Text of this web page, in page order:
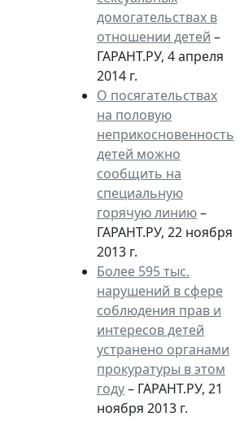
домогательствах в
отношении детей –
ГАРАНТ.РУ, 4 апреля
2014 г.
О посягательствах
на половую
неприкосновенность
детей можно
сообщить на
специальную
горячую линию–
ГАРАНТ.РУ, 22 ноября
2013 г.
Более 595 тыс.
нарушений в сфере
соблюдения прав и
интересов детей
устранено органами
прокуратуры в этом
году– ГАРАНТ.РУ, 21
ноября 2013 г.